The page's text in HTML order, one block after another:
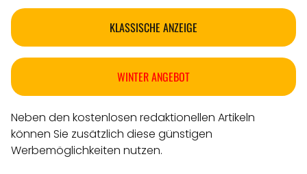
KLASSISCHE ANZEIGE
WINTER ANGEBOT
Neben den kostenlosen redaktionellen Artikeln
können Sie zusätzlich diese günstigen
Werbemöglichkeiten nutzen.